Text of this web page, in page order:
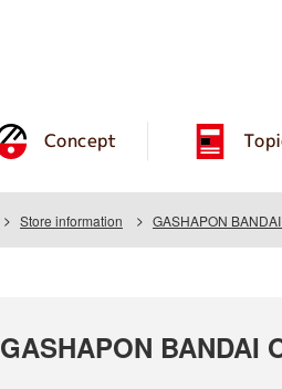
Concept
Store information GASHAPON
GASHAPON BANDAI